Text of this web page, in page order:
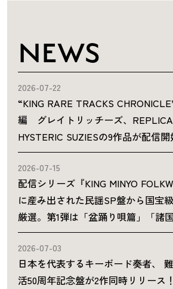
NEWS
2026-07-22
“KING RARE TRACKS
編 グレイトリッチーズ、REPLICA
HYSTERIC SUZIESの9作品が配信開
2026-07-15
配信シリーズ『KING MINYO
に産み出された民謡SP盤から国宝
厳選。第1弾は「盆踊り唄篇」「諸
2026-07-03
日本を代表するキーボード奏者、
活50周年記念盤が2作同時リリース